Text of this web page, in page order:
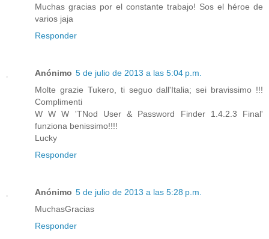
Muchas gracias por el constante trabajo! Sos el héroe de
varios jaja
Responder
Anónimo 5 de julio de 2013 a las 5:04 p.m.
Molte grazie Tukero, ti seguo dall'Italia; sei bravissimo !!!
Complimenti
W W W 'TNod User & Password Finder 1.4.2.3 Final'
funziona benissimo!!!!
Lucky
Responder
Anónimo 5 de julio de 2013 a las 5:28 p.m.
MuchasGracias
Responder